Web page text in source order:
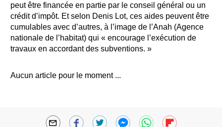
peut être financée en partie par le conseil général ou un
crédit d’impôt. Et selon Denis Lot, ces aides peuvent être
cumulables avec d’autres, à l’image de l’Anah (Agence
nationale de l’habitat) qui « encourage l’exécution de
travaux en accordant des subventions. »
Aucun article pour le moment ...